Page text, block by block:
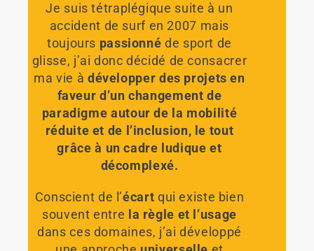
Je suis tétraplégique suite à un
accident de surf en 2007 mais
toujours passionné de sport de
glisse, j’ai donc décidé de consacrer
ma vie à développer des projets en
faveur d’unchangement de
paradigme autour de la mobilité
réduite et de l’inclusion, le tout
grâce à un cadre ludique et
décomplexé.
Conscient de l’écart qui existe bien
souvent entre la règle et l’usage
dans ces domaines, j’ai développé